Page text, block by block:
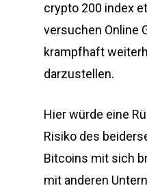
crypto 200 index
versuchen Online
krampfhaft
darzustellen.
Hier würde eine
Risiko des
Bitcoins mit sich
mit anderen